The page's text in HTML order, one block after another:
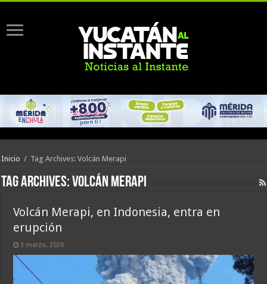
Inicio / Tag Archives: Volcán Merapi
Tag Archives:Volcán Merapi
Volcán Merapi, en Indonesia, entra en
erupción
3 marzo, 2020